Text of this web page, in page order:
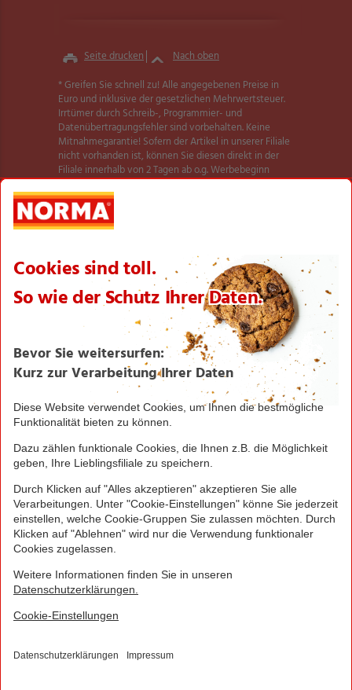
Seite drucken
Nach oben
* Greifen Sie schnell zu! Alle angegebenen Preise in
Euro und inklusive der gesetzlichen Mehrwertsteuer.
Irrtümer durch Schreib-, Programmier- und
Datenübertragungsfehler sind vorbehalten. Keine
Mitnahmegarantie! Sofern der Artikel in unserer Filiale
nicht vorhanden ist, können Sie diesen direkt in der
Filiale innerhalb von 2 Tagen ab o.g. Werbebeginn
bestellen und zwar ohne Kaufzwang. Es ist nicht
ausgeschlossen, dass Sie einzelne Artikel zu Beginn der
Werbeaktion unerwartet und ausnahmsweise in einer
Filiale nicht vorfinden. Wir helfen Ihnen gerne weiter.
Aktionsartikel finden Sie auf
dieser Seite
Textilien und Schuhe teilweise nicht in allen Größen
erhältlich.
** Angebot gültig für registrierte Nutzer der NORMA
Plus App. Es gelten die Coupon-Bedingungen in der
NORMA Plus App.
1Bei Aktivierung eines Startpakets ist die Buchung
jedes Smart-Tarifs für die ersten 4 Wochen möglich!
Hierzu muss kein zusätzliches Guthaben aufgeladen
werden.
Deutschland Multibrand GmbH, Landgrabenweg 151,
53227 Bonn, welche auch Ihr Vertragspartner ist.
© 2016 - 2026 NORMA Lebensmittelfilialbetrieb
Stiftung & Co. KG
Sitemap Kontakt
Barrierefreiheitserklärung Compliance